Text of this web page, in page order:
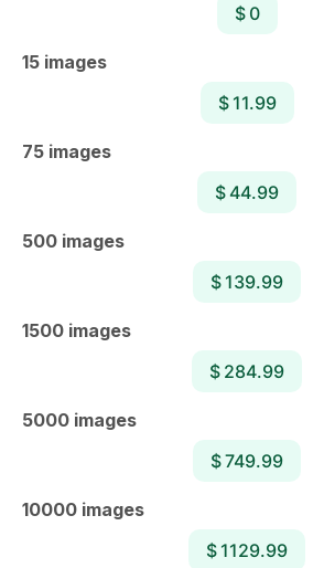
$ 0
15 images
$ 11.99
75 images
$ 44.99
500 images
$ 139.99
1500 images
$ 284.99
5000 images
$ 749.99
10000 images
$ 1129.99